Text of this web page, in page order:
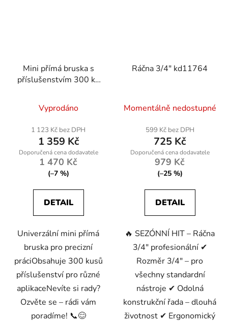
Mini přímá bruska s
příslušenstvím 300 ks
Vyprodáno
1 123 Kč bez DPH
1 359 Kč
1 470 Kč
(–7 %)
DETAIL
Univerzální mini přímá
bruska pro precizní
práciObsahuje 300 kusů
příslušenství pro různé
aplikaceNevíte si rady?
Ozvěte se – rádi vám
poradíme! 📞😊
Ráčna 3/4" kd11764
Momentálně nedostupné
599 Kč bez DPH
725 Kč
979 Kč
(–25 %)
DETAIL
🔥 SEZÓNNÍ HIT – Ráčna
3/4" profesionální ✔
Rozměr 3/4" – pro
všechny standardní
nástroje ✔ Odolná
konstrukční řada – dlouhá
životnost ✔ Ergonomický